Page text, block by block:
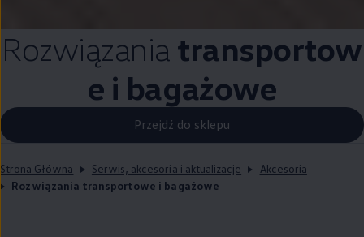
Rozwiązania transportow
e i bagażowe
Przejdź do sklepu
Strona Główna Serwis, akcesoria i aktualizacje
Akcesoria
Rozwiązania transportowe i bagażowe